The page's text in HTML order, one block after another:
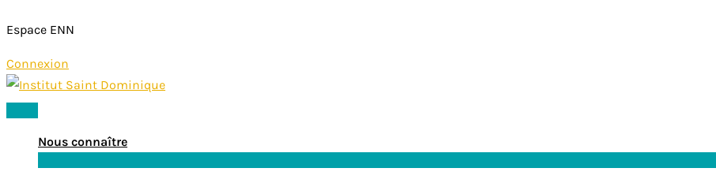
Espace ENN
Connexion
Aller
au
Menu
Nous connaître
Permutateur